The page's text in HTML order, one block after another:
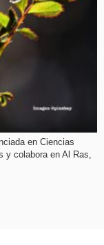
en Ciencias
y colabora en Al Ras,